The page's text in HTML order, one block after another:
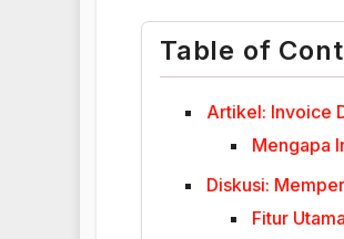
Table of
Artikel: Invoice
Mengapa
Diskusi:
Fitur